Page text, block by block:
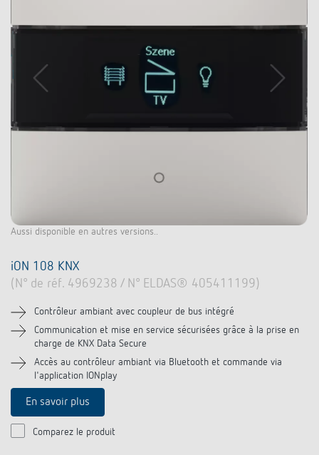
Aussi disponible en autres versions..
iON 108 KNX
(N° de réf. 4969238 / N° ELDAS® 405411199)
Contrôleur ambiant avec coupleur de bus intégré
Communication et mise en service sécurisées grâce à la prise en
charge de KNX Data Secure
Accès au contrôleur ambiant via Bluetooth et commande via
l'application IONplay
En savoir plus
Comparez le produit